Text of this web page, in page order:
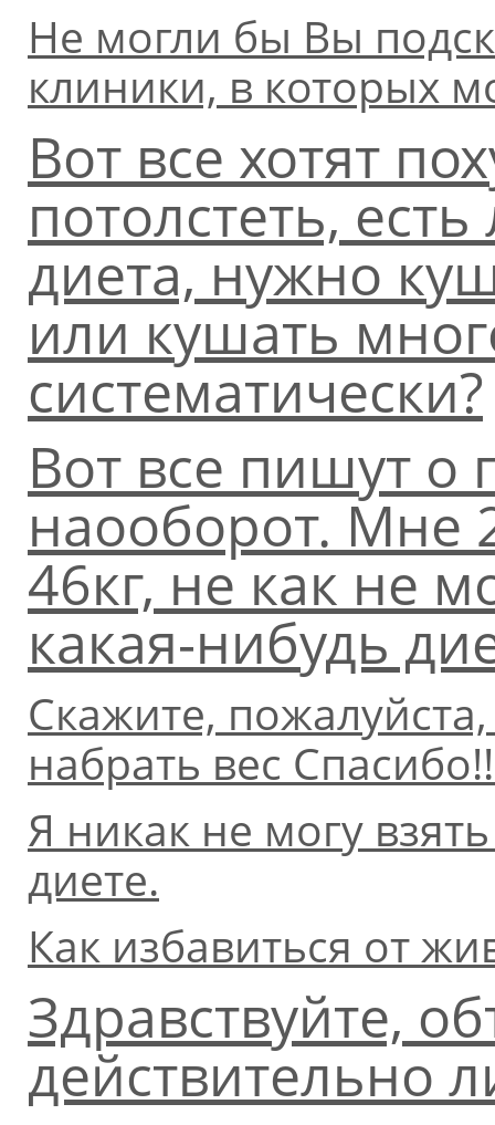
Не могли бы Вы
клиники, в которых
Вот все хотят
потолстеть,
диета, нужно
или кушать
систематически?
Вот все пишут о
наооборот. Мне
46кг, не как не
какая-нибудь
Скажите,
набрать вес
Я никак не могу
диете.
Как избавиться от
Здравствуйте,
действительно